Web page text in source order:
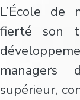
L’École de
fierté son
managers
supérieur,